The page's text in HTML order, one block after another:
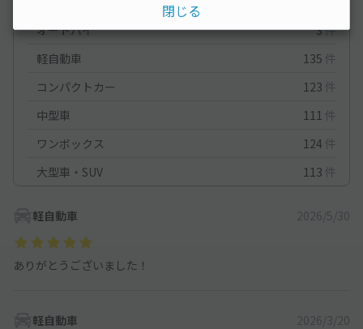
オートバイ
3件
軽自動車
135 件
コンパクトカー
123 件
中型車
111 件
ワンボックス
124 件
大型車・SUV
113 件
軽自動車 2026/5/30
ありがとうございました！
軽自動車 2026/3/20
閉じる